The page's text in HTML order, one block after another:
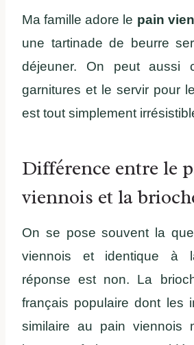
Ma famille adore le pain
une tartinade de beurre
déjeuner. On peut aussi
garnitures et le servir pour
est tout simplement
Différence entre le
viennois et la
On se pose souvent la
viennois et identique à
réponse est non. La
français populaire dont les
similaire au pain viennois